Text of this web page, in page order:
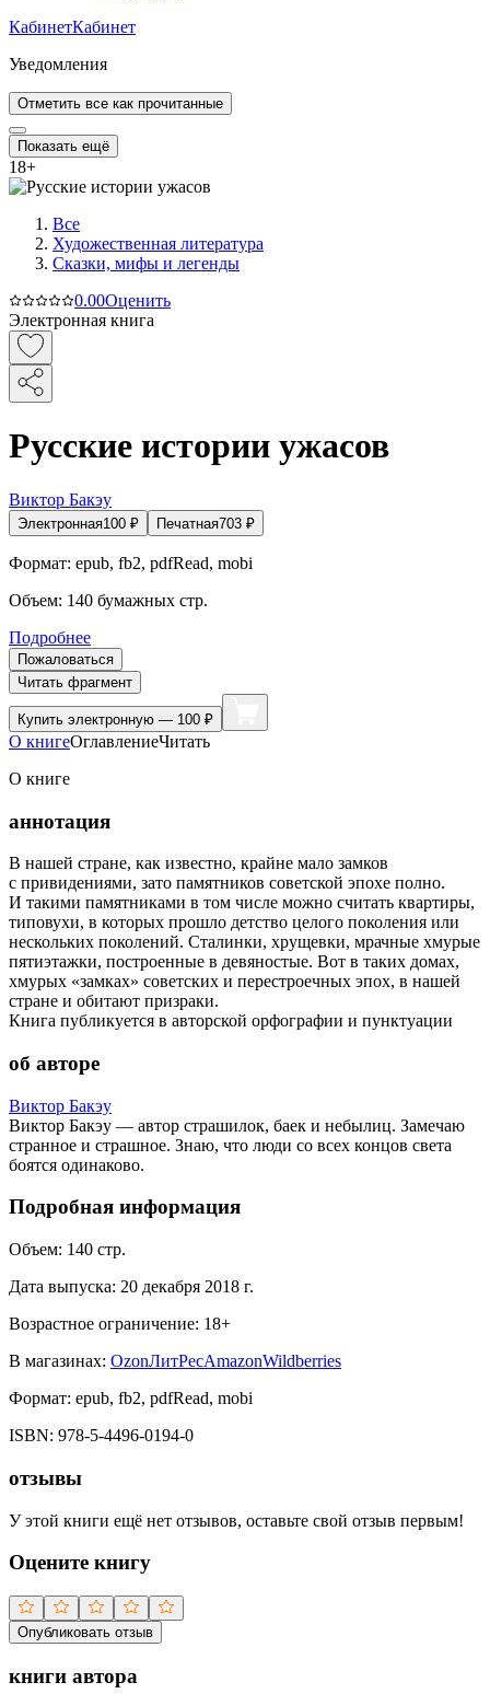
КабинетКабинет
Уведомления
Отметить все как прочитанные
Показать ещё
18+
Все
Художественная литература
Сказки, мифы и легенды
0.00Оценить
Электронная книга
Русские истории ужасов
Виктор Бакэу
Электронная100 ₽ Печатная703 ₽
Формат: epub, fb2, pdfRead, mobi
Объем: 140 бумажных стр.
Подробнее
Пожаловаться
Читать фрагмент
Купить электронную — 100 ₽
О книгеОглавлениеЧитать
О книге
аннотация
В нашей стране, как известно, крайне мало замков
с привидениями, зато памятников советской эпохе полно.
И такими памятниками в том числе можно считать квартиры,
типовухи, в которых прошло детство целого поколения или
нескольких поколений. Сталинки, хрущевки, мрачные хмурые
пятиэтажки, построенные в девяностые. Вот в таких домах,
хмурых «замках» советских и перестроечных эпох, в нашей
стране и обитают призраки.
Книга публикуется в авторской орфографии и пунктуации
об авторе
Виктор Бакэу
Виктор Бакэу — автор страшилок, баек и небылиц. Замечаю
странное и страшное. Знаю, что люди со всех концов света
боятся одинаково.
Подробная информация
Объем: 140 стр.
Дата выпуска: 20 декабря 2018 г.
Возрастное ограничение: 18+
В магазинах: OzonЛитРесAmazonWildberries
Формат: epub, fb2, pdfRead, mobi
ISBN: 978-5-4496-0194-0
отзывы
У этой книги ещё нет отзывов, оставьте свой отзыв первым!
Оцените книгу
Опубликовать отзыв
книги автора